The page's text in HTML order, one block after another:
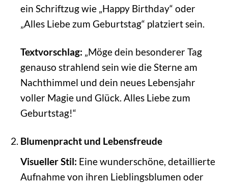
ein Schriftzug wie „Happy Birthday“ oder
„Alles Liebe zum Geburtstag“ platziert sein.
Textvorschlag: „Möge dein besonderer Tag
genauso strahlend sein wie die Sterne am
Nachthimmel und dein neues Lebensjahr
voller Magie und Glück. Alles Liebe zum
Geburtstag!“
Blumenpracht und Lebensfreude
Visueller Stil: Eine wunderschöne, detaillierte
Aufnahme von ihren Lieblingsblumen oder